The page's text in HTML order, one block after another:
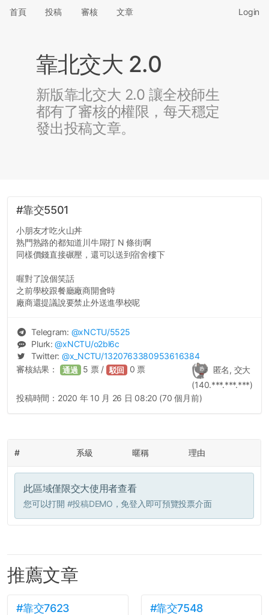
首頁 投稿 審核 文章 Login
靠北交大 2.0
新版靠北交大 2.0 讓全校師生
都有了審核的權限，每天穩定
發出投稿文章。
#靠交5501
小朋友才吃火山丼
熟門熟路的都知道川牛屌打 N 條街啊
同樣價錢直接碾壓，還可以送到宿舍樓下
喔對了說個笑話
之前學校跟餐廳廠商開會時
廠商還提議說要禁止外送進學校呢
Telegram: @xNCTU/5525
Plurk:@xNCTU/o2bl6c
Twitter: @x_NCTU/1320763380953616384
匿名, 交大
(140.***.***.***)
審核結果： 通過 5 票 / 駁回 0 票
投稿時間： 2020 年 10 月 26 日 08:20 (70 個月前)
# 系級 暱稱 理由
此區域僅限交大使用者查看
您可以打開 #投稿DEMO ，免登入即可預覽投票介面
推薦文章
#靠交7623 #靠交7548